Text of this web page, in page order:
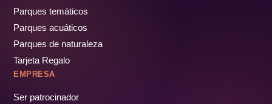
Parques temáticos
Parques acuáticos
Parques de naturaleza
Tarjeta Regalo
EMPRESA
Ser patrocinador